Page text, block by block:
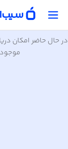
در حال حاضر امکان